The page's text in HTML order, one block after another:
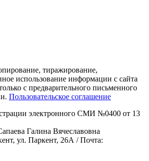
тиражирование,
использование информации с сайта
с предварительного письменного
Пользовательское соглашение
электронного СМИ №0400 от 13
Галина Вячеславовна
ул. Паркент, 26А / Почта: